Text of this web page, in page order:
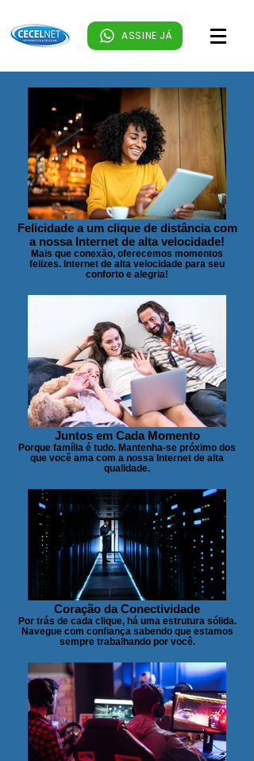
ASSINE JÁ
Felicidade a um clique de distância com
a nossa Internet de alta velocidade!
Mais que conexão, oferecemos momentos
felizes. Internet de alta velocidade para seu
conforto e alegria!
Juntos em Cada Momento
Porque família é tudo. Mantenha-se próximo dos
que você ama com a nossa Internet de alta
qualidade.
Coração da Conectividade
Por trás de cada clique, há uma estrutura sólida.
Navegue com confiança sabendo que estamos
sempre trabalhando por você.